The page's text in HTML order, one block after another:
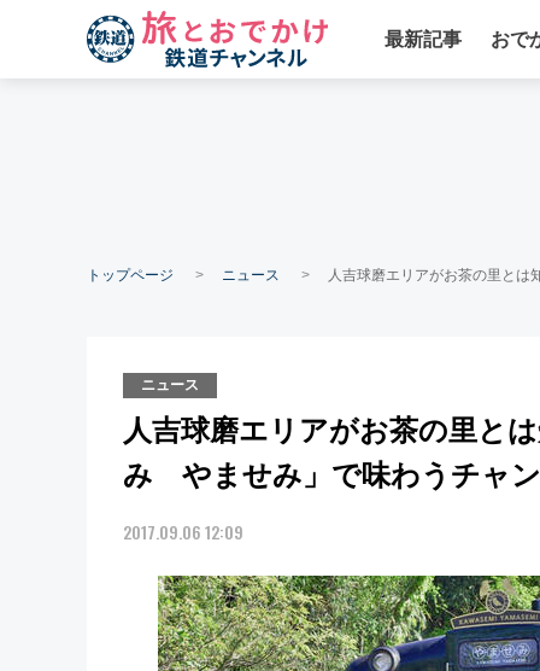
最新記事 おで
トップページ ニュース 人吉球磨エリアがお茶の里と
ニュース
人吉球磨エリアがお茶の里と
み やませみ」で味わうチャ
2017.09.06 12:09